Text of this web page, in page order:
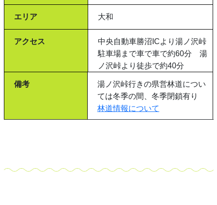
エリア 大和
アクセス
中央自動車勝沼ICより湯ノ沢峠
駐車場まで車で車で約60分 湯
ノ沢峠より徒歩で約40分
備考
湯ノ沢峠行きの県営林道につい
ては冬季の間、冬季閉鎖有り
​林道情報について